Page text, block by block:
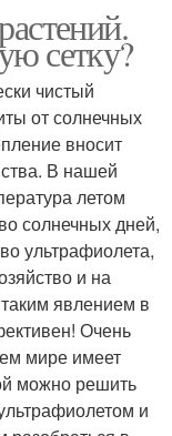
сетку?
чистый
от солнечных
вносит
В нашей
летом
солнечных дней,
ультрафиолета,
и на
явлением в
Очень
мире имеет
можно решить
и